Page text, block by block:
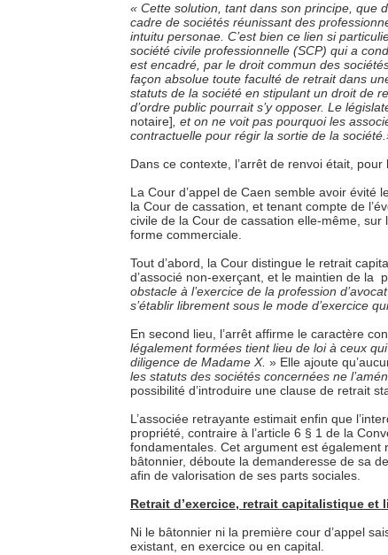
« Cette solution, tant dans son principe, que
cadre de sociétés réunissant des
intuitu personae. C’est bien ce lien si
société civile professionnelle (SCP) qui a
est encadré, par le droit commun des
façon absolue toute faculté de retrait dans
statuts de la société en stipulant un droit de
d’ordre public pourrait s’y opposer. Le
notaire] , et on ne voit pas pourquoi les
contractuelle pour régir la sortie de la
Dans ce contexte, l’arrêt de renvoi était,
La Cour d’appel de Caen semble avoir évité
la Cour de cassation, et tenant compte de
civile de la Cour de cassation elle-même,
forme commerciale.
Tout d’abord, la Cour distingue le retrait
d’associé non-exerçant, et le maintien de la
obstacle à l’exercice de la profession d’avocat
s’établir librement sous le mode d’exercice
En second lieu, l’arrêt affirme le caractère
légalement formées tient lieu de loi à ceux
diligence de Madame X. » Elle ajoute
les statuts des sociétés concernées ne
possibilité d’introduire une clause de retrait
L’associée retrayante estimait enfin que
propriété, contraire à l’article 6 § 1 de la
fondamentales. Cet argument est également
bâtonnier, déboute la demanderesse de sa
afin de valorisation de ses parts sociales.
Retrait d’exercice, retrait capitalistique et
Ni le bâtonnier ni la première cour d’appel
existant, en exercice ou en capital.